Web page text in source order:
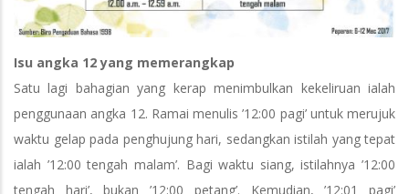
Isu angka 12 yang memerangkap
Satu lagi bahagian yang kerap menimbulkan kekeliruan ialah
penggunaan angka 12. Ramai menulis ’12:00 pagi’ untuk merujuk
waktu gelap pada penghujung hari, sedangkan istilah yang tepat
ialah ’12:00 tengah malam’. Bagi waktu siang, istilahnya ’12:00
tengah hari’, bukan ’12:00 petang’. Kemudian, ’12:01 pagi’